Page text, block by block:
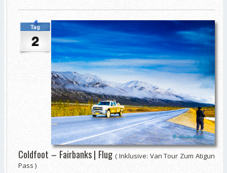
Coldfoot – Fairbanks | Flug ( Inklusive: Van Tour Zum Atigun
Pass )